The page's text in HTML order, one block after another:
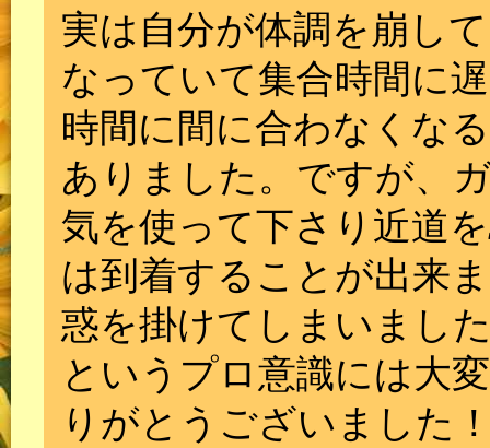
実は自分が体調を崩し
なっていて集合時間に
時間に間に合わなくな
ありました。ですが、
気を使って下さり近道
は到着することが出来
惑を掛けてしまいまし
というプロ意識には大
りがとうございました